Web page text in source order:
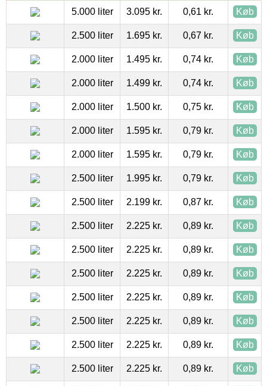
5.000 liter 3.095 kr. 0,61 kr. Køb
2.500 liter 1.695 kr. 0,67 kr. Køb
2.000 liter 1.495 kr. 0,74 kr. Køb
2.000 liter 1.499 kr. 0,74 kr. Køb
2.000 liter 1.500 kr. 0,75 kr. Køb
2.000 liter 1.595 kr. 0,79 kr. Køb
2.000 liter 1.595 kr. 0,79 kr. Køb
2.500 liter 1.995 kr. 0,79 kr. Køb
2.500 liter 2.199 kr. 0,87 kr. Køb
2.500 liter 2.225 kr. 0,89 kr. Køb
2.500 liter 2.225 kr. 0,89 kr. Køb
2.500 liter 2.225 kr. 0,89 kr. Køb
2.500 liter 2.225 kr. 0,89 kr. Køb
2.500 liter 2.225 kr. 0,89 kr. Køb
2.500 liter 2.225 kr. 0,89 kr. Køb
2.500 liter 2.225 kr. 0,89 kr. Køb